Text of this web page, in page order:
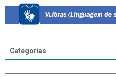
Categorias
Categorias